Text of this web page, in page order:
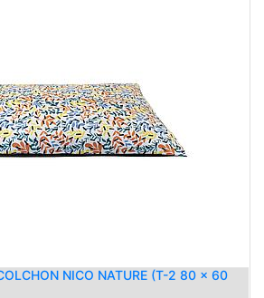
NICO NATURE (T-2 80 x 60